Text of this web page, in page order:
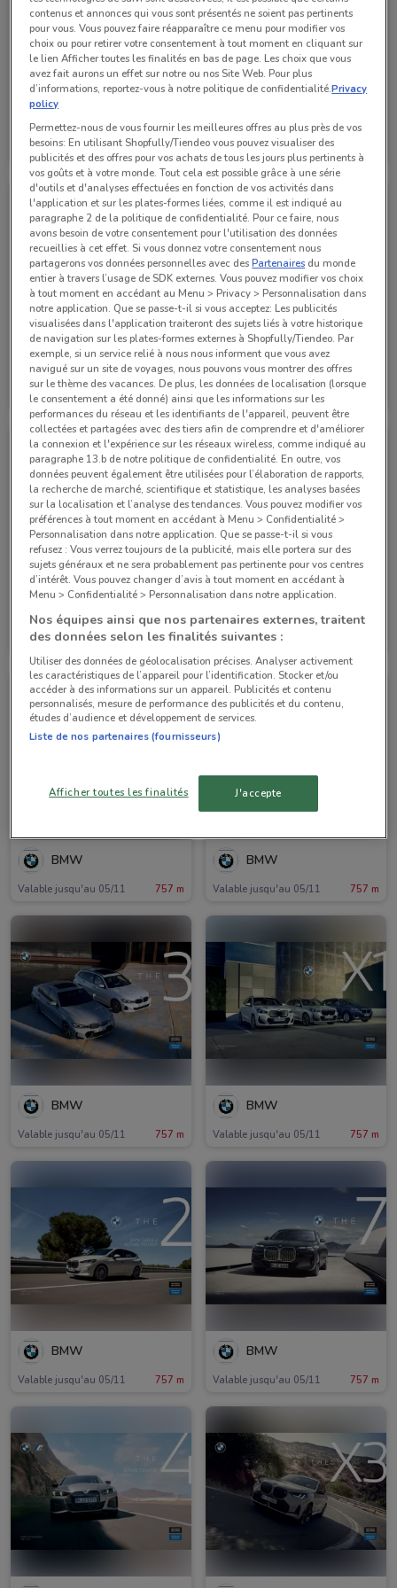
BMW
Valable jusqu'au 05/11 757 m
BMW
Valable jusqu'au 05/11 757 m
BMW
Valable jusqu'au 05/11 757 m
BMW
Valable jusqu'au 05/11
BMW
Valable jusqu'au 05/11 757 m
BMW
Valable jusqu'au 05/11
BMW
Valable jusqu'au 05/11 757 m
BMW
Valable jusqu'au 05/11 757 m
BMW
Valable jusqu'au 05/11 757 m
BMW
Valable jusqu'au 05/11 757 m
BMW
Valable jusqu'au 05/11 757 m
BMW
Valable jusqu'au 05/11 757 m
contenus et annonces qui vous sont présentés ne soient pas pertinents
pour vous. Vous pouvez faire réapparaître ce menu pour modifier vos
choix ou pour retirer votre consentement à tout moment en cliquant sur
le lien Afficher toutes les finalités en bas de page. Les choix que vous
avez fait aurons un effet sur notre ou nos Site Web. Pour plus
d’informations, reportez-vous à notre politique de confidentialité.Privacy
policy
Permettez-nous de vous fournir les meilleures offres au plus près de vos
besoins: En utilisant Shopfully/Tiendeo vous pouvez visualiser des
publicités et des offres pour vos achats de tous les jours plus pertinents à
vos goûts et à votre monde. Tout cela est possible grâce à une série
d'outils et d'analyses effectuées en fonction de vos activités dans
l'application et sur les plates-formes liées, comme il est indiqué au
paragraphe 2 de la politique de confidentialité. Pour ce faire, nous
avons besoin de votre consentement pour l'utilisation des données
recueillies à cet effet. Si vous donnez votre consentement nous
partagerons vos données personnelles avec desPartenaires du monde
entier à travers l’usage de SDK externes. Vous pouvez modifier vos choix
à tout moment en accédant au Menu > Privacy > Personnalisation dans
notre application. Que se passe-t-il si vous acceptez: Les publicités
visualisées dans l'application traiteront des sujets liés à votre historique
de navigation sur les plates-formes externes à Shopfully/Tiendeo. Par
exemple, si un service relié à nous nous informent que vous avez
navigué sur un site de voyages, nous pouvons vous montrer des offres
sur le thème des vacances. De plus, les données de localisation (lorsque
le consentement a été donné) ainsi que les informations sur les
performances du réseau et les identifiants de l'appareil, peuvent être
collectées et partagées avec des tiers afin de comprendre et d'améliorer
la connexion et l'expérience sur les réseaux wireless, comme indiqué au
paragraphe 13.b de notre politique de confidentialité. En outre, vos
données peuvent également être utilisées pour l’élaboration de rapports,
la recherche de marché, scientifique et statistique, les analyses basées
sur la localisation et l’analyse des tendances. Vous pouvez modifier vos
préférences à tout moment en accédant à Menu > Confidentialité >
Personnalisation dans notre application. Que se passe-t-il si vous
refusez : Vous verrez toujours de la publicité, mais elle portera sur des
sujets généraux et ne sera probablement pas pertinente pour vos centres
d’intérêt. Vous pouvez changer d’avis à tout moment en accédant à
Menu > Confidentialité > Personnalisation dans notre application.
Nos équipes ainsi que nos partenaires externes, traitent
des données selon les finalités suivantes :
Utiliser des données de géolocalisation précises. Analyser activement
les caractéristiques de l’appareil pour l’identification. Stocker et/ou
accéder à des informations sur un appareil. Publicités et contenu
personnalisés, mesure de performance des publicités et du contenu,
études d’audience et développement de services.
Liste de nos partenaires (fournisseurs)
Afficher toutes les finalités J'accepte